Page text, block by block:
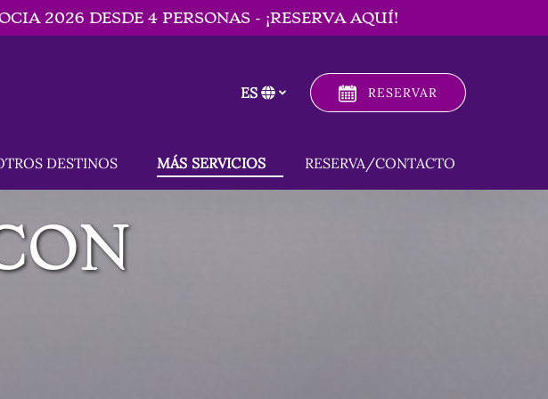
2026 DESDE 4 PERSONAS - ¡RESERVA AQUÍ!
DESTINOS
Menu
MÁS SERVICIOS
Open MÁS SERVICIOS
Menu
RESERVA/CONTACTO
Selecciona
ES RESERVAR